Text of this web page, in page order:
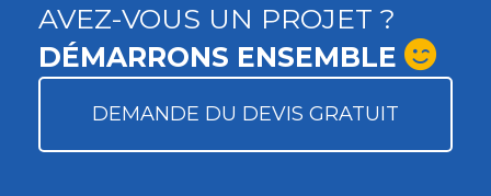
AVEZ-VOUS UN PROJET ?
DÉMARRONS ENSEMBLE
DEMANDE DU DEVIS GRATUIT